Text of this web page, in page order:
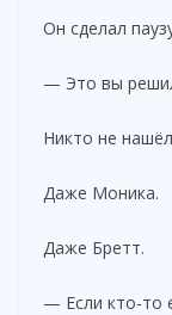
Он сделал
— Это вы
Никто не
Даже Моника.
Даже Бретт.
— Если кто-то